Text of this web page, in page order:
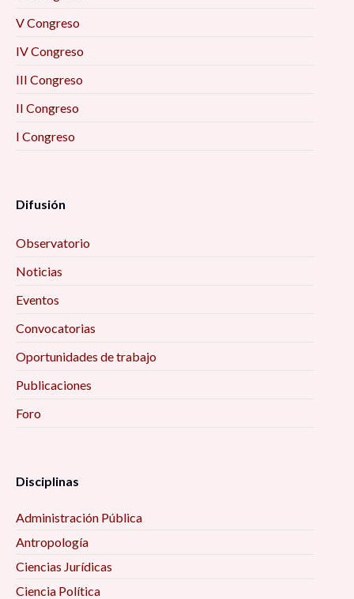
V Congreso
IV Congreso
III Congreso
II Congreso
I Congreso
Difusión
Observatorio
Noticias
Eventos
Convocatorias
Oportunidades de trabajo
Publicaciones
Foro
Disciplinas
Administración Pública
Antropología
Ciencias Jurídicas
Ciencia Política